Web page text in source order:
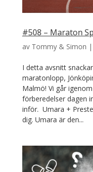
#508 – Maraton
av Tommy & Simon |
I detta avsnitt
maratonlopp,
Malmö! Vi går
förberedelser dagen
inför. Umara +
dig. Umara är den...